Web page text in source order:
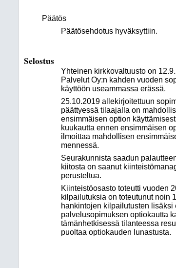
Päätös
Päätösehdotus hyväksyttiin.
Selostus
Yhteinen kirkkovaltuusto on
Palvelut Oy:n kahden vuoden
käyttöön useammassa erässä.
25.10.2019 allekirjoitettuun
päättyessä tilaajalla on
ensimmäisen option
kuukautta ennen ensimmäisen
ilmoittaa mahdollisen
mennessä.
Seurakunnista saadun
kiitosta on saanut
perusteltua.
Kiinteistöosasto toteutti vuoden
kilpailutuksia on toteutunut noin
hankintojen kilpailutusten
palvelusopimuksen optiokautta
tämänhetkisessä tilanteessa
puoltaa optiokauden lunastusta.